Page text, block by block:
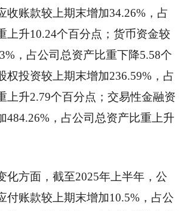
收账款较上期末增加34.26%，占
上升10.24个百分点；货币资金较
，占公司总资产比重下降5.58个
权投资较上期末增加236.59%，占
上升2.79个百分点；交易性金融资
484.26%，占公司总资产比重上升
化方面，截至2025年上半年，公
付账款较上期末增加10.5%，占公